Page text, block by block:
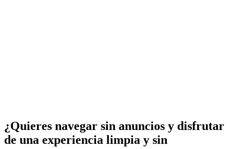
¿Quieres navegar sin anuncios y disfrutar
de una experiencia limpia y sin